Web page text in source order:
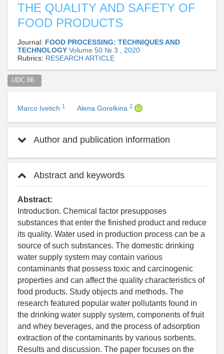
THE QUALITY AND SAFETY OF
FOOD PRODUCTS
Journal: FOOD PROCESSING: TECHNIQUES AND
TECHNOLOGY Volume 50 № 3 , 2020
Rubrics: RESEARCH ARTICLE
UDC 66
Marco Ivetich 1 Alena Gorelkina 2
Author and publication information
Abstract and keywords
Abstract:
Introduction. Chemical factor presupposes
substances that enter the finished product and reduce
its quality. Water used in production process can be a
source of such substances. The domestic drinking
water supply system may contain various
contaminants that possess toxic and carcinogenic
properties and can affect the quality characteristics of
food products. Study objects and methods. The
research featured popular water pollutants found in
the drinking water supply system, components of fruit
and whey beverages, and the process of adsorption
extraction of the contaminants by various sorbents.
Results and discussion. The paper focuses on the